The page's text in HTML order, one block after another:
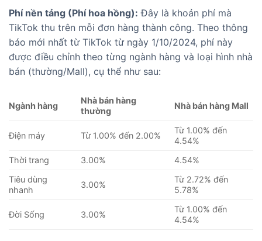
Phí nền tảng (Phí hoa hồng): Đây là khoản phí mà
TikTok thu trên mỗi đơn hàng thành công. Theo thông
báo mới nhất từ TikTok từ ngày 1/10/2024, phí này
được điều chỉnh theo từng ngành hàng và loại hình nhà
bán (thường/Mall), cụ thể như sau:
Ngành hàng
Nhà bán hàng
thường
Nhà bán hàng Mall
Điện máy Từ 1.00% đến 2.00%
Từ 1.00% đến
4.54%
Thời trang
3.00%
4.54%
Tiêu dùng
nhanh
3.00%
Từ 2.72% đến
5.78%
Đời Sống 3.00%
Từ 1.00% đến
4.54%